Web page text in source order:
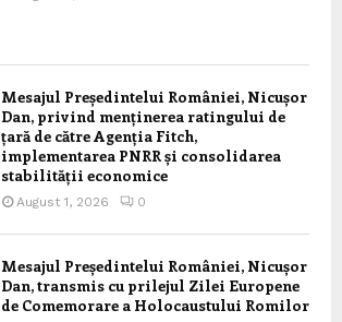
Mesajul Președintelui României, Nicușor
Dan, privind menținerea ratingului de
țară de către Agenția Fitch,
implementarea PNRR și consolidarea
stabilității economice
August 1, 2026 0
Mesajul Președintelui României, Nicușor
Dan, transmis cu prilejul Zilei Europene
de Comemorare a Holocaustului Romilor